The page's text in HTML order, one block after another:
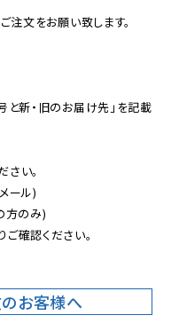
と新・旧のお届け先」を記載
い。
ール)
方のみ)
ご確認ください。
お客様へ